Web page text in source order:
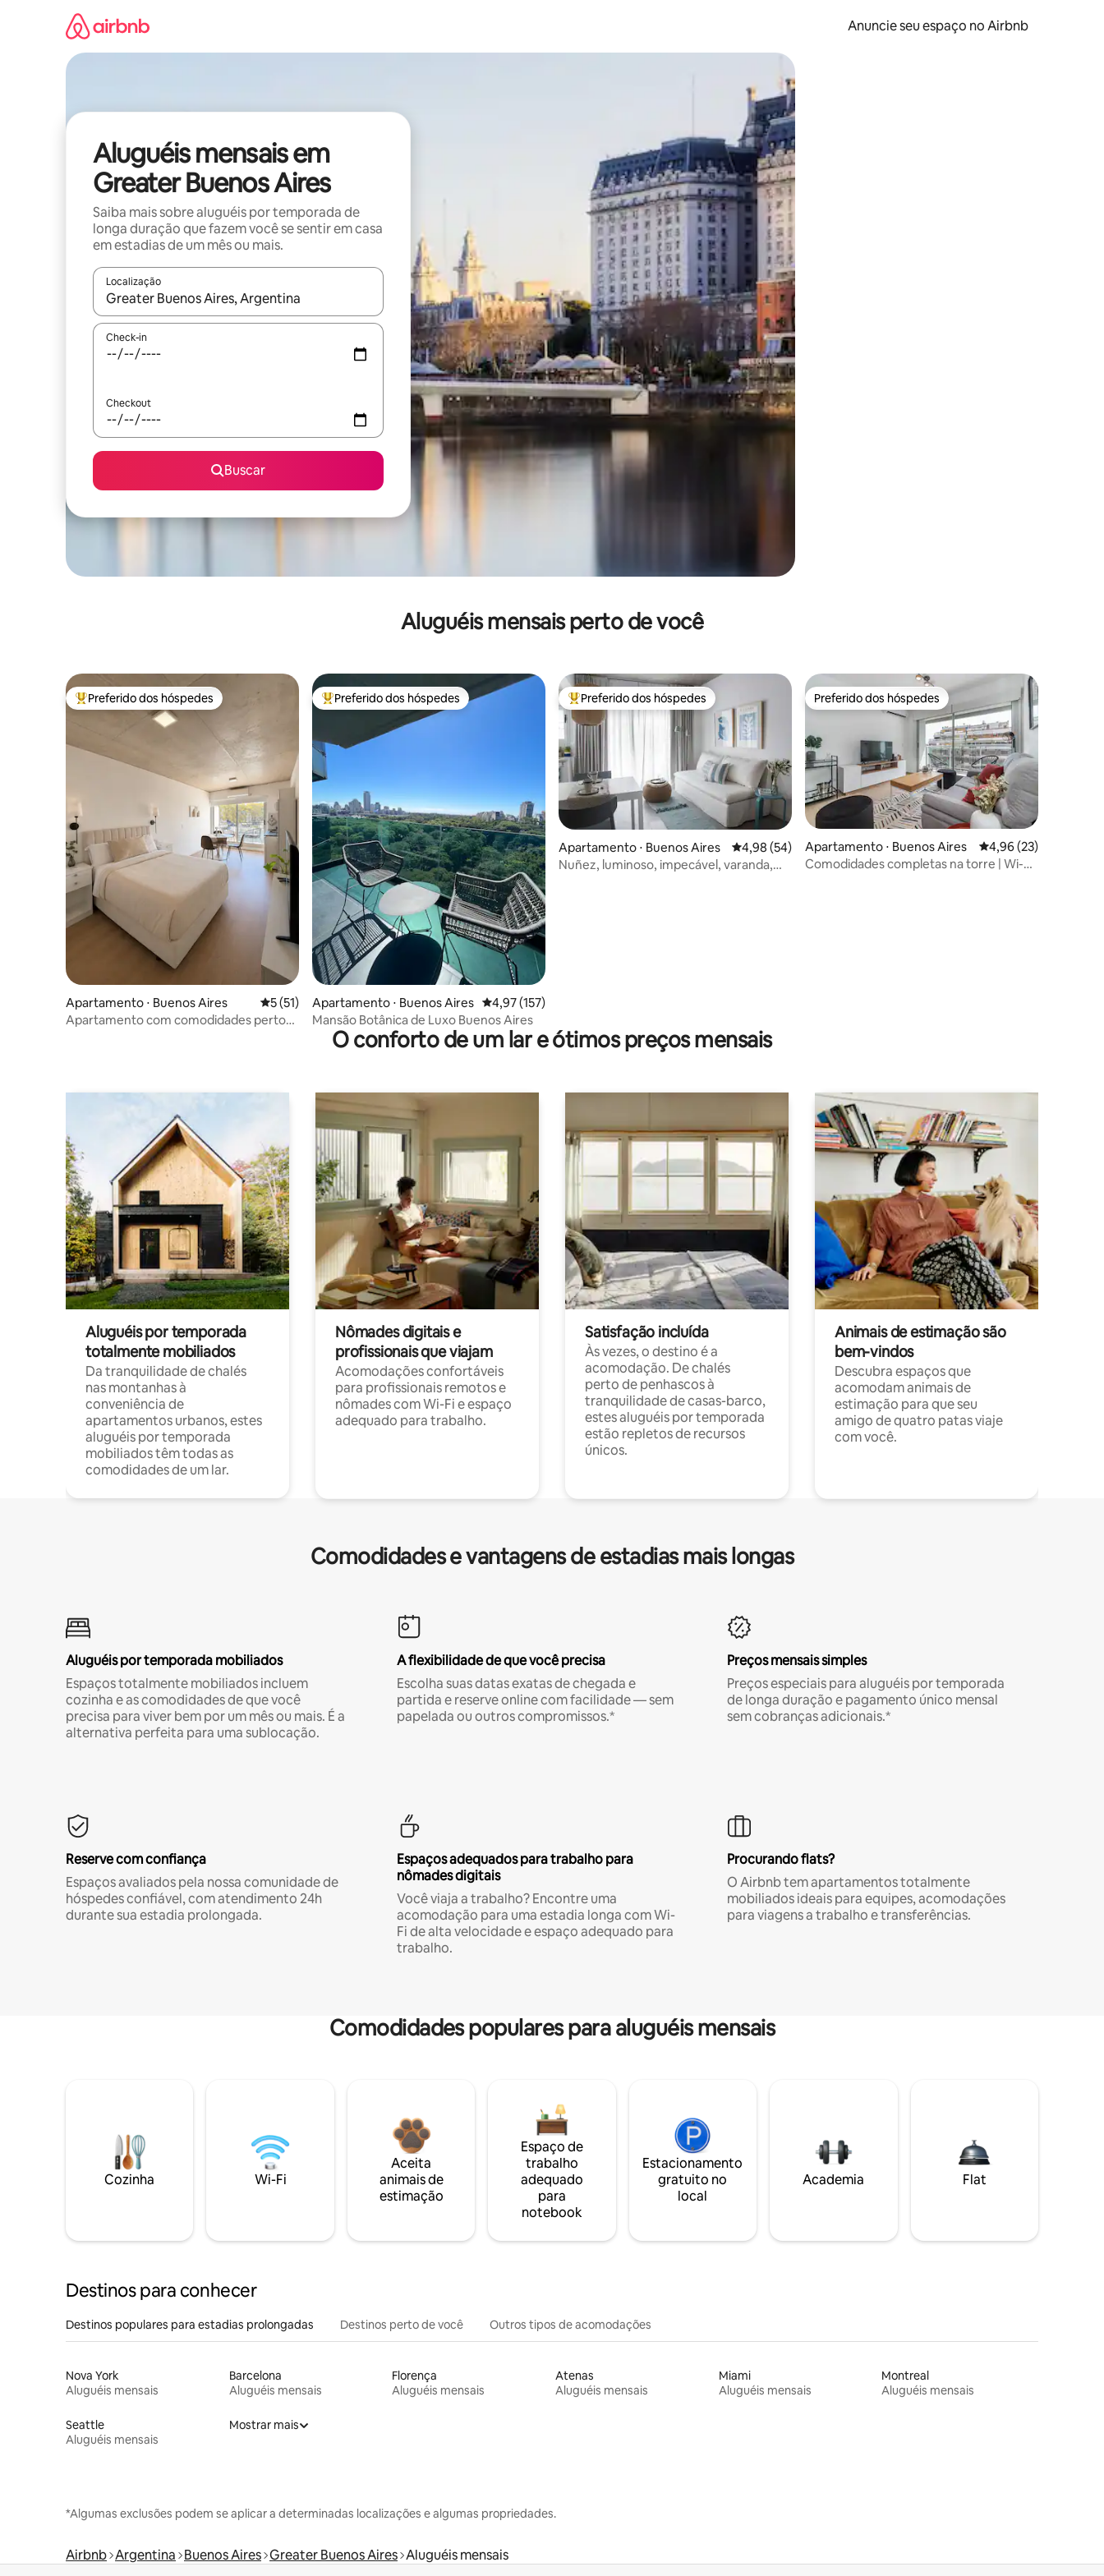
Anuncie seu espaço no Airbnb
Aluguéis mensais em
Greater Buenos Aires
Saiba mais sobre aluguéis por temporada de
longa duração que fazem você se sentir em casa
em estadias de um mês ou mais.
Localização
Quando os resultados estiverem disponíveis, explore-os usando as seta para cima e para baixo do teclado ou tocando e deslizando o dedo na tela.
Check-in
Checkout
Buscar
Aluguéis mensais perto de você
Entre os melhores preferidos dos hóspedes
Preferido dos hóspedes
Apartamento ⋅ Buenos Aires 5 de uma avaliação média de 5, 51 avaliações
5 (51)
Apartamento com comodidades perto
Entre os melhores preferidos dos hóspedes
Preferido dos hóspedes
Apartamento ⋅ Buenos Aires 4,97 de uma avaliação média de 5, 157 avaliações
4,97 (157)
Mansão Botânica de Luxo Buenos Aires
Entre os melhores preferidos dos hóspedes
Preferido dos hóspedes
Apartamento ⋅ Buenos Aires 4,98 de uma avaliação média de 5, 54 avaliações
4,98 (54)
Nuñez, luminoso, impecável, varanda,
Preferido dos hóspedes
Preferido dos hóspedes
Apartamento ⋅ Buenos Aires 4,96 de uma
4,96 (23)
Comodidades completas na torre | Wi-
O conforto de um lar e ótimos preços mensais
Aluguéis por temporada
totalmente mobiliados
Da tranquilidade de chalés
nas montanhas à
conveniência de
apartamentos urbanos, estes
aluguéis por temporada
mobiliados têm todas as
comodidades de um lar.
Nômades digitais e
profissionais que viajam
Acomodações confortáveis
para profissionais remotos e
nômades com Wi-Fi e espaço
adequado para trabalho.
Satisfação incluída
Às vezes, o destino é a
acomodação. De chalés
perto de penhascos à
tranquilidade de casas-barco,
estes aluguéis por temporada
estão repletos de recursos
únicos.
Animais de estimação são
bem-vindos
Descubra espaços que
acomodam animais de
estimação para que seu
amigo de quatro patas viaje
com você.
Comodidades e vantagens de estadias mais longas
Aluguéis por temporada mobiliados
Espaços totalmente mobiliados incluem
cozinha e as comodidades de que você
precisa para viver bem por um mês ou mais. É a
alternativa perfeita para uma sublocação.
A flexibilidade de que você precisa
Escolha suas datas exatas de chegada e
partida e reserve online com facilidade — sem
papelada ou outros compromissos.*
Preços mensais simples
Preços especiais para aluguéis por temporada
de longa duração e pagamento único mensal
sem cobranças adicionais.*
Reserve com confiança
Espaços avaliados pela nossa comunidade de
hóspedes confiável, com atendimento 24h
durante sua estadia prolongada.
Espaços adequados para trabalho para
nômades digitais
Você viaja a trabalho? Encontre uma
acomodação para uma estadia longa com Wi-
Fi de alta velocidade e espaço adequado para
trabalho.
Procurando flats?
O Airbnb tem apartamentos totalmente
mobiliados ideais para equipes, acomodações
para viagens a trabalho e transferências.
Comodidades populares para aluguéis mensais
Cozinha Wi-Fi
Aceita
animais de
estimação
Espaço de
trabalho
adequado
para
notebook
Estacionamento
gratuito no
local
Academia Flat
Destinos para conhecer
Destinos populares para estadias prolongadas Destinos perto de você Outros tipos de acomodações
Nova York
Aluguéis mensais
Barcelona
Aluguéis mensais
Florença
Aluguéis mensais
Atenas
Aluguéis mensais
Miami
Aluguéis mensais
Montreal
Aluguéis mensais
Seattle
Aluguéis mensais
Mostrar mais
*Algumas exclusões podem se aplicar a determinadas localizações e algumas propriedades.
Airbnb Argentina Buenos Aires Greater Buenos Aires Aluguéis mensais